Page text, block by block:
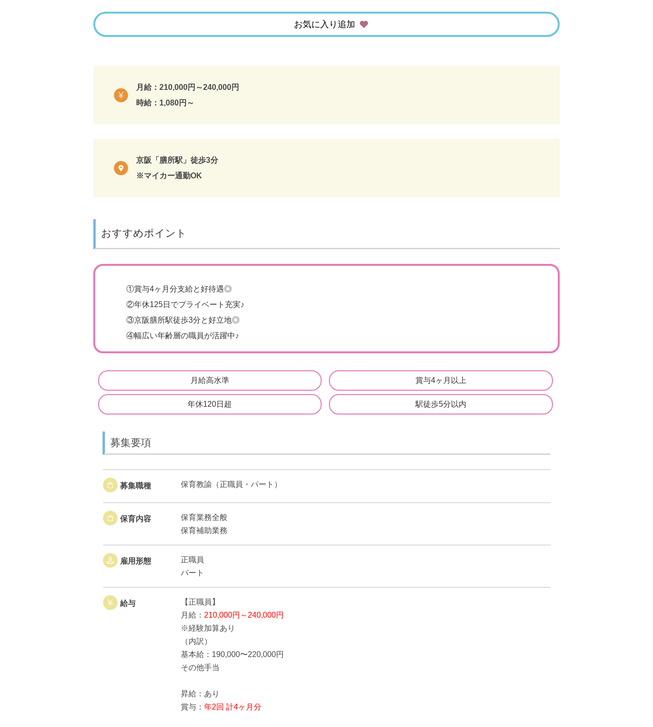
お気に入り追加
月給：210,000円～240,000円
時給：1,080円～
京阪「膳所駅」徒歩3分
※マイカー通勤OK
おすすめポイント
①賞与4ヶ月分支給と好待遇◎
②年休125日でプライベート充実♪
③京阪膳所駅徒歩3分と好立地◎
④幅広い年齢層の職員が活躍中♪
月給高水準 賞与4ヶ月以上
年休120日超 駅徒歩5分以内
募集要項
募集職種 保育教諭（正職員・パート）
保育内容
保育業務全般
保育補助業務
雇用形態
正職員
パート
給与
【正職員】
月給： 210,000円～240,000円
※経験加算あり
（内訳）
基本給：190,000〜220,000円
その他手当
昇給：あり
賞与： 年2回 計4ヶ月分